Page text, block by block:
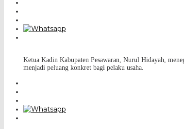
Ketua Kadin Kabupaten Pesawaran, Nurul Hidayah,
menjadi peluang konkret bagi pelaku usaha.